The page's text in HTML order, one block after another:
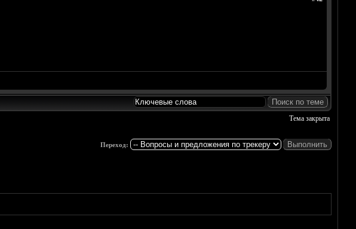
Тема закрыта
Переход: